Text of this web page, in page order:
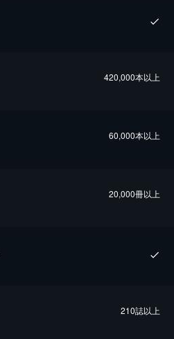
420,000本以上
60,000本以上
20,000冊以上
210誌以上